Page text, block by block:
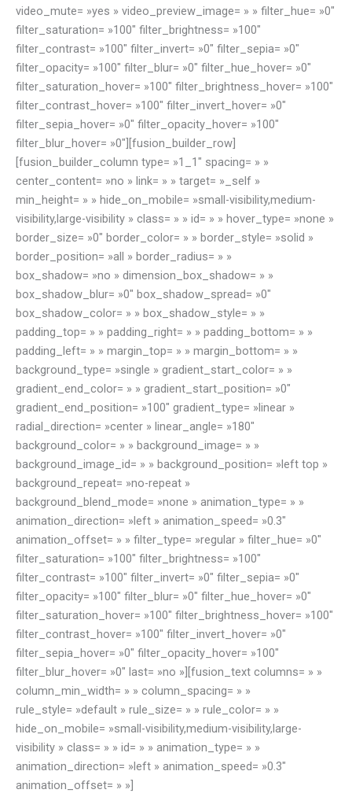
video_mute= »yes » video_preview_image= » » filter_hue= »0″
filter_saturation= »100″ filter_brightness= »100″
filter_contrast= »100″ filter_invert= »0″ filter_sepia= »0″
filter_opacity= »100″ filter_blur= »0″ filter_hue_hover= »0″
filter_saturation_hover= »100″ filter_brightness_hover= »100″
filter_contrast_hover= »100″ filter_invert_hover= »0″
filter_sepia_hover= »0″ filter_opacity_hover= »100″
filter_blur_hover= »0″][fusion_builder_row]
[fusion_builder_column type= »1_1″ spacing= » »
center_content= »no » link= » » target= »_self »
min_height= » » hide_on_mobile= »small-visibility,medium-
visibility,large-visibility » class= » » id= » » hover_type= »none »
border_size= »0″ border_color= » » border_style= »solid »
border_position= »all » border_radius= » »
box_shadow= »no » dimension_box_shadow= » »
box_shadow_blur= »0″ box_shadow_spread= »0″
box_shadow_color= » » box_shadow_style= » »
padding_top= » » padding_right= » » padding_bottom= » »
padding_left= » » margin_top= » » margin_bottom= » »
background_type= »single » gradient_start_color= » »
gradient_end_color= » » gradient_start_position= »0″
gradient_end_position= »100″ gradient_type= »linear »
radial_direction= »center » linear_angle= »180″
background_color= » » background_image= » »
background_image_id= » » background_position= »left top »
background_repeat= »no-repeat »
background_blend_mode= »none » animation_type= » »
animation_direction= »left » animation_speed= »0.3″
animation_offset= » » filter_type= »regular » filter_hue= »0″
filter_saturation= »100″ filter_brightness= »100″
filter_contrast= »100″ filter_invert= »0″ filter_sepia= »0″
filter_opacity= »100″ filter_blur= »0″ filter_hue_hover= »0″
filter_saturation_hover= »100″ filter_brightness_hover= »100″
filter_contrast_hover= »100″ filter_invert_hover= »0″
filter_sepia_hover= »0″ filter_opacity_hover= »100″
filter_blur_hover= »0″ last= »no »][fusion_text columns= » »
column_min_width= » » column_spacing= » »
rule_style= »default » rule_size= » » rule_color= » »
hide_on_mobile= »small-visibility,medium-visibility,large-
visibility » class= » » id= » » animation_type= » »
animation_direction= »left » animation_speed= »0.3″
animation_offset= » »]